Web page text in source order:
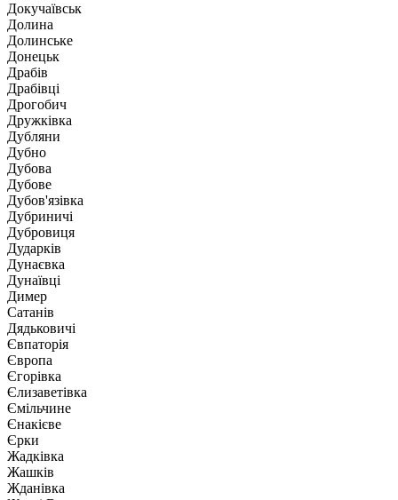
Докучаївськ
Долина
Долинське
Донецьк
Драбів
Драбівці
Дрогобич
Дружківка
Дубляни
Дубно
Дубова
Дубове
Дубов'язівка
Дубриничі
Дубровиця
Дударків
Дунаєвка
Дунаївці
Димер
Сатанів
Дядьковичі
Євпаторія
Європа
Єгорівка
Єлизаветівка
Ємільчине
Єнакієве
Єрки
Жадківка
Жашків
Жданівка